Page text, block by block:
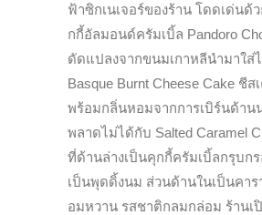
ฟ้าซิกเนเจอร์ของร้าน โดดเด่นด้
กกี้อัลมอนด์ครัมเบิ้ล Pandoro
ดัดแปลงจากขนมเกาหลีนำมาใส่
Basque Burnt Cheese Cake ชีส
พร้อมกลิ่นหอมจากการเบิร์นด้าน
พลาดไม่ได้กับ Salted Caramel
ที่ด้านล่างเป็นคุกกี้ครัมเบิ้ลกรุบก
เป็นพุดดิ้งนม ส่วนด้านในเป็นคาร
อมหวาน รสชาติกลมกล่อม ร้านเ